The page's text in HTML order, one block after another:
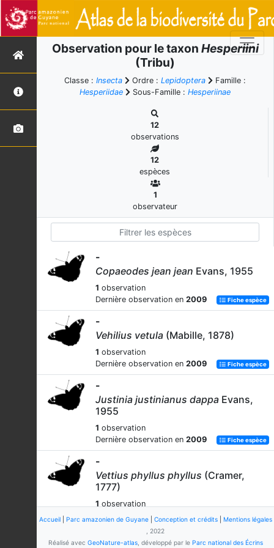
Observation pour le taxon Hesperiini
(Tribu)
Classe : Insecta Ordre : Lepidoptera
Famille :
Hesperiidae
Sous-Famille : Hesperiinae
12
observations
12
espèces
1
observateur
-
Copaeodes jean jean Evans, 1955
1 observation
Dernière observation en 2009 Fiche espèce
-
Vehilius vetula (Mabille, 1878)
1 observation
Dernière observation en 2009 Fiche espèce
-
Justinia justinianus dappa Evans,
1955
1 observation
Dernière observation en 2009 Fiche espèce
-
Vettius phyllus phyllus (Cramer,
1777)
1 observation
Dernière observation en
2009 Fiche espèce
Accueil| Parc amazonien de Guyane| Conception et crédits| Mentions légales
, 2022
Réalisé avec GeoNature-atlas, développé par le Parc national des Écrins